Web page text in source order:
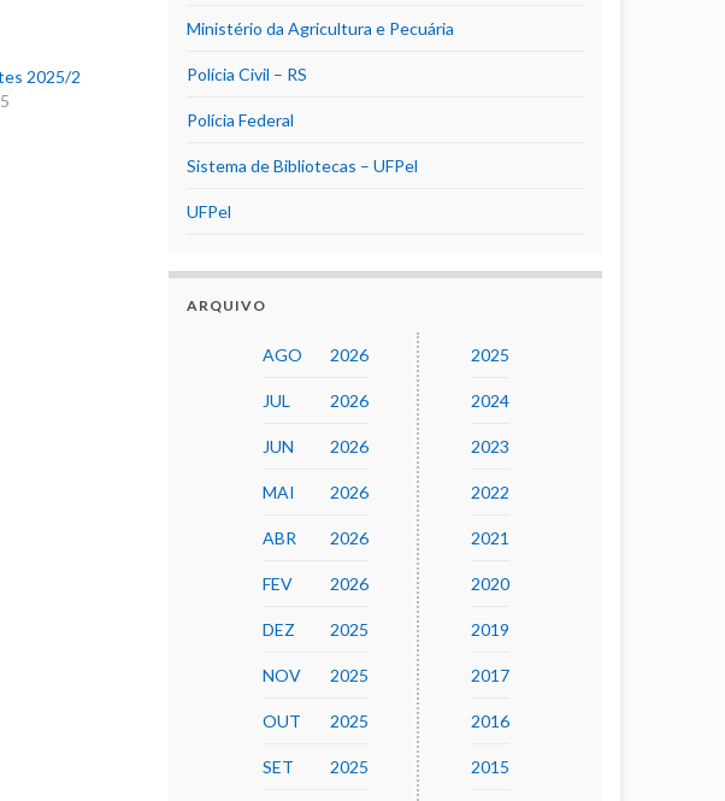
2025/2
Ministério da Agricultura e Pecuária
Polícia Civil – RS
Polícia Federal
Sistema de Bibliotecas – UFPel
UFPel
ARQUIVO
AGO 2026
JUL 2026
JUN 2026
MAI 2026
ABR 2026
FEV 2026
DEZ 2025
NOV 2025
OUT 2025
SET 2025
2025
2024
2023
2022
2021
2020
2019
2017
2016
2015